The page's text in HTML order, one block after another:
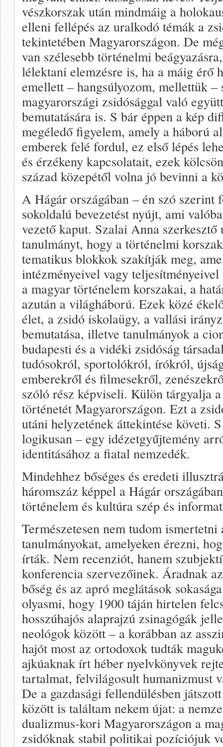
vészkorszak után mindmáig a
elleni fellépés az uralkodó témák a
tekintetében Magyarországon. De
van szélesebb történelmi
lélektani elemzésre is, ha a máig érő
emellett – hangsúlyozom, mellettük –
magyarországi zsidósággal való
bemutatására is. S bár éppen a kép
megéledő figyelem, amely a háború
emberek felé fordul, ez első lépés
és érzékeny kapcsolatait, ezek
század közepétől volna jó bevinni a
A Hágár országában – én szó szerint
sokoldalú bevezetést nyújt, ami
vezető kaput. Szalai Anna
tanulmányt, hogy a történelmi
tematikus blokkok szakítják meg,
intézményeivel vagy
a magyar történelem korszakai, a
azután a világháború. Ezek közé
élet, a zsidó iskolaügy, a vallási
bemutatása, illetve tanulmányok a
budapesti és a vidéki zsidóság
tudósokról, sportolókról, írókról,
emberekről és filmesekről,
szóló rész képviseli. Külön tárgyalja
történetét Magyarországon. Ezt a
utáni helyzetének áttekintése követi.
logikusan – egy idézetgyűjtemény
identitásához a fiatal nemzedék.
Mindehhez bőséges és eredeti
háromszáz képpel a Hágár
történelem és kultúra szép és
Természetesen nem tudom
tanulmányokat, amelyeken érezni,
írták. Nem recenziót, hanem
konferencia szervezőinek. Áradnak
bőség és az apró meglátások
olyasmi, hogy 1900 táján hirtelen
hosszúhajós alaprajzú zsinagógák
neológok között – a korábban az
hajót most az ortodoxok tudták
ajkúaknak írt héber nyelvkönyvek
tartalmat, felvilágosult humanizmust
De a gazdasági fellendülésben
között is találtam nekem újat: a
dualizmus-kori Magyarországon a
zsidóknak stabil politikai pozíciójuk